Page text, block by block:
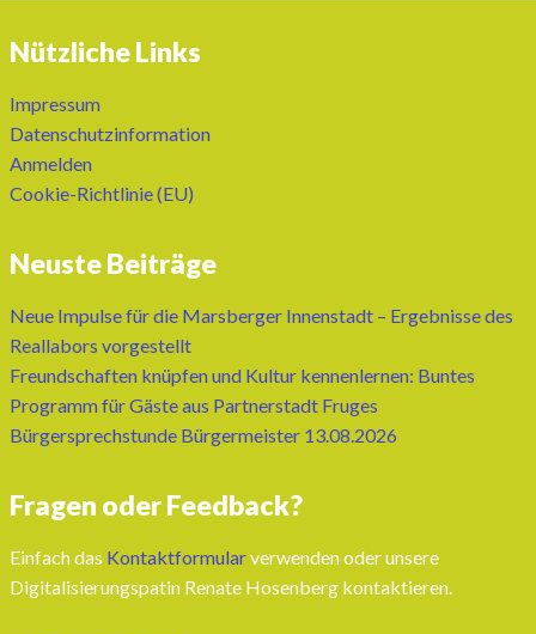
Nützliche Links
Impressum
Datenschutzinformation
Anmelden
Cookie-Richtlinie (EU)
Neuste Beiträge
Neue Impulse für die Marsberger Innenstadt – Ergebnisse des
Reallabors vorgestellt
Freundschaften knüpfen und Kultur kennenlernen: Buntes
Programm für Gäste aus Partnerstadt Fruges
Bürgersprechstunde Bürgermeister 13.08.2026
Fragen oder Feedback?
Einfach das Kontaktformularverwenden oder unsere
Digitalisierungspatin Renate Hosenberg kontaktieren.